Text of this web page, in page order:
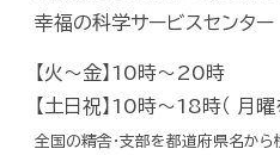
幸福の科学サービスセン
【火～金】10時～20時
【土日祝】10時～18時（ 月曜
全国の精舎・支部を都道府県名から